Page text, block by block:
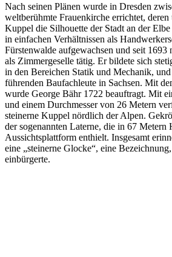
Nach seinen Plänen wurde in Dresden
weltberühmte Frauenkirche errichtet, deren
Kuppel die Silhouette der Stadt an der
in einfachen Verhältnissen als
Fürstenwalde aufgewachsen und seit 1693
als Zimmergeselle tätig. Er bildete sich
in den Bereichen Statik und Mechanik,
führenden Baufachleute in Sachsen. Mit
wurde George Bähr 1722 beauftragt. Mit
und einem Durchmesser von 26 Metern
steinerne Kuppel nördlich der Alpen.
der sogenannten Laterne, die in 67 Metern
Aussichtsplattform enthielt. Insgesamt
eine „steinerne Glocke“, eine
einbürgerte.